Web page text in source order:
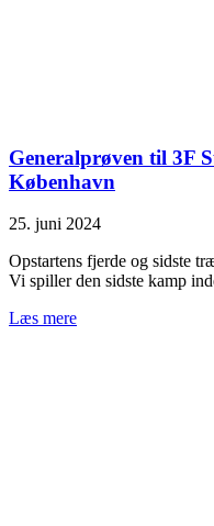
Generalprøven til 3F
København
25. juni 2024
Opstartens fjerde og sidste
Vi spiller den sidste kamp
Læs mere